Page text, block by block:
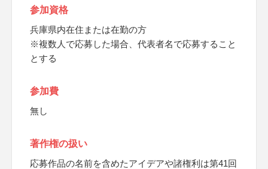
参加資格
兵庫県内在住または在勤の方
※複数人で応募した場合、代表者名で応募すること
とする
参加費
無し
著作権の扱い
応募作品の名前を含めたアイデアや諸権利は第41回